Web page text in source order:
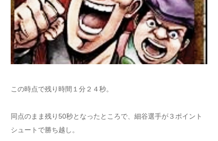
この時点で残り時間１分２４秒。
同点のまま残り50秒となったところで、細谷選手が３ポイント
シュートで勝ち越し。